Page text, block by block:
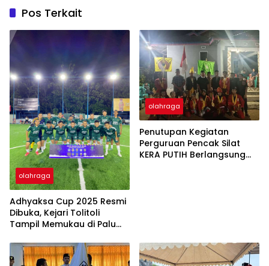
Pos Terkait
olahraga
Adhyaksa Cup 2025 Resmi
Dibuka, Kejari Tolitoli
Tampil Memukau di Palu
olahraga
Penutupan Kegiatan
Perguruan Pencak Silat
KERA PUTIH Berlangsung